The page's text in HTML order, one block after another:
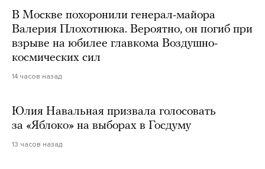
В Москве похоронили генерал-майора
Валерия Плохотнюка. Вероятно, он погиб при
взрыве на юбилее главкома Воздушно-
космических сил
14 часов назад
Юлия Навальная призвала голосовать
за «Яблоко» на выборах в Госдуму
13 часов назад